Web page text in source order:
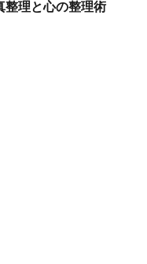
整理と心の整理術